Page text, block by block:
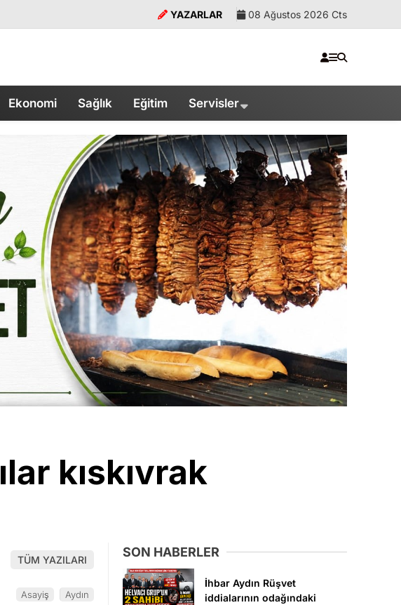
YAZARLAR 08 Ağustos 2026 Cts
Ekonomi Sağlık Eğitim Servisler
kıskıvrak
TÜM YAZILARI
Asayiş Aydın
SON HABERLER
İhbar Aydın Rüşvet
iddialarının odağındaki